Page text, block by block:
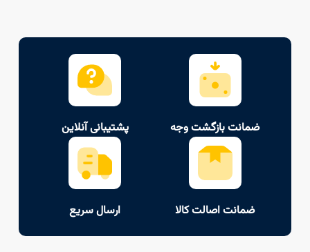
ضمانت بازگشت وجه پشتیبانی آنلاین
ضمانت اصالت کالا ارسال سریع